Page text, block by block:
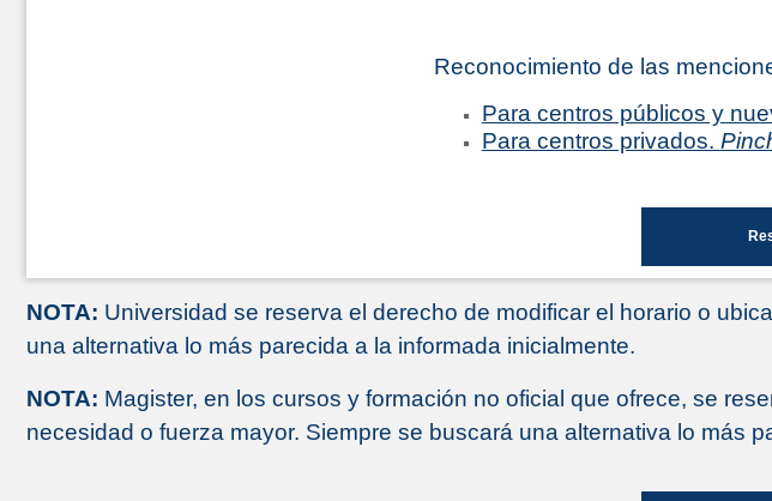
Reconocimiento de las
Para centros públicos y
Para centros privados.
NOTA: Universidad se reserva el derecho de modificar el horario o
una alternativa lo más parecida a la informada inicialmente.
NOTA: Magister, en los cursos y formación no oficial que ofrece, se
necesidad o fuerza mayor. Siempre se buscará una alternativa lo más